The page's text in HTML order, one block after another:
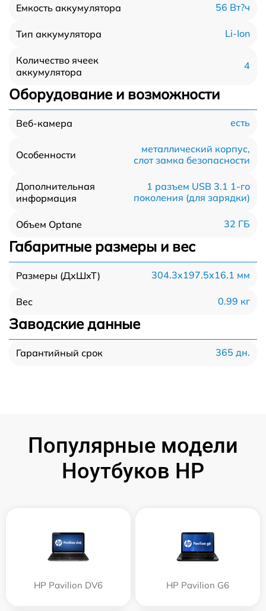
Емкость аккумулятора 56 Вт?ч
Тип аккумулятора Li-Ion
Количество ячеек
аккумулятора
4
Оборудование и возможности
Веб-камера есть
Особенности
металлический корпус,
слот замка безопасности
Дополнительная
информация
1 разъем USB 3.1 1-го
поколения (для зарядки)
Объем Optane 32 ГБ
Габаритные размеры и вес
Размеры (ДхШхТ) 304.3x197.5x16.1 мм
Вес 0.99 кг
Заводские данные
Гарантийный срок 365 дн.
Популярные модели
Ноутбуков HP
HP Pavilion DV6 HP Pavilion G6